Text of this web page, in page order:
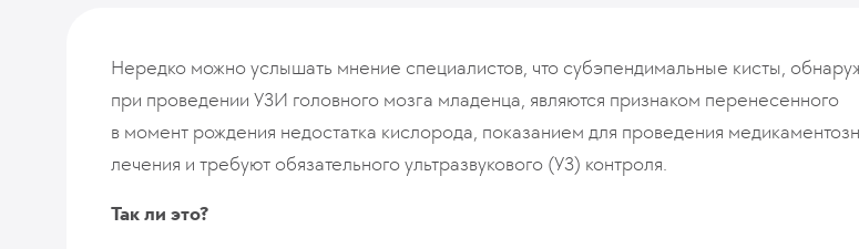
Нередко можно услышать мнение специалистов, что субэпендимальные кисты,
при проведении УЗИ головного мозга младенца, являются признаком перенесенного
в момент рождения недостатка кислорода, показанием для проведения
лечения и требуют обязательного ультразвукового (УЗ) контроля.
Так ли это?